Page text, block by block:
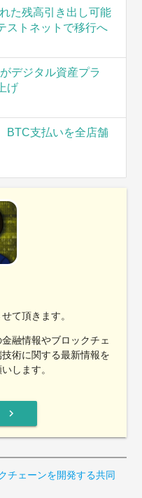
た残高引き出し可能
ストネットで移行へ
デジタル資産プラ
げ
BTC支払いを全店舗
て頂きます。
融情報やブロックチェ
術に関する最新情報を
します。
chevron_right
チェーンを開発する共同